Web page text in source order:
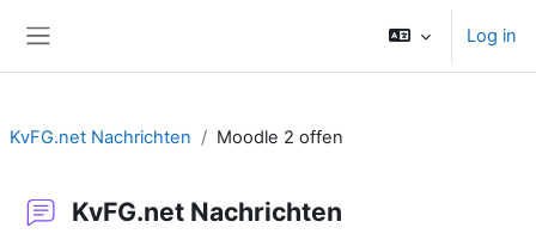
Log in
KvFG.net Nachrichten Moodle 2 offen
KvFG.net Nachrichten